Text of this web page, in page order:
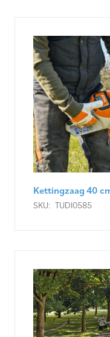
Kettingzaag 40
SKU: TUDI0585